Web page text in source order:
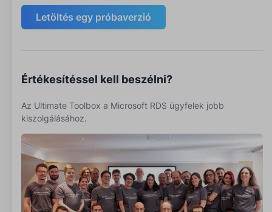
Letöltés egy próbaverzió
Értékesítéssel kell beszélni?
Az Ultimate Toolbox a Microsoft RDS ügyfelek jobb
kiszolgálásához.